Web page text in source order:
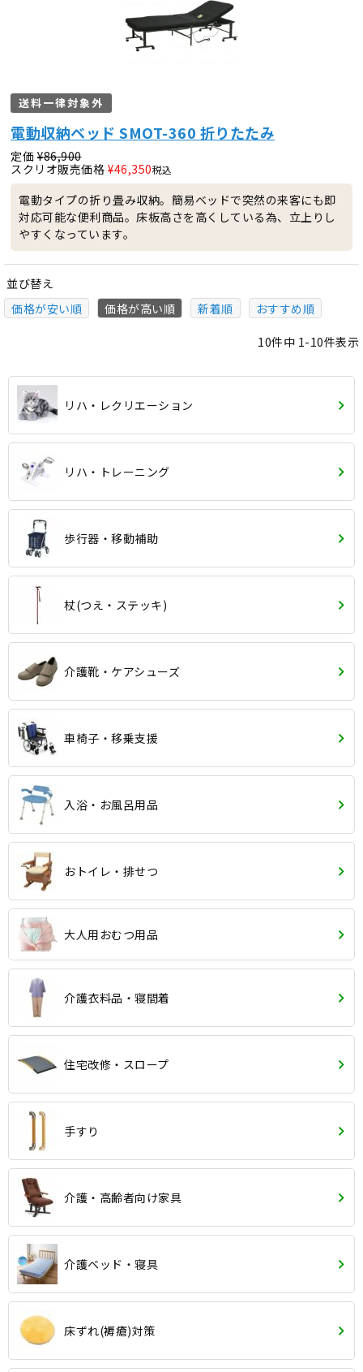
送料一律対象外
電動収納ベッド SMOT-360 折りたたみ
定価 ¥86,900
スクリオ販売価格 ¥46,350税込
電動タイプの折り畳み収納。簡易ベッドで突然の来客にも即
対応可能な便利商品。床板高さを高くしている為、立上りし
やすくなっています。
並び替え
価格が安い順
価格が高い順 新着順 おすすめ順
10件中 1-10件表示
リハ・レクリエーション
リハ・トレーニング
歩行器・移動補助
杖(つえ・ステッキ)
介護靴・ケアシューズ
車椅子・移乗支援
入浴・お風呂用品
おトイレ・排せつ
大人用おむつ用品
介護衣料品・寝間着
住宅改修・スロープ
手すり
介護・高齢者向け家具
介護ベッド・寝具
床ずれ(褥瘡)対策